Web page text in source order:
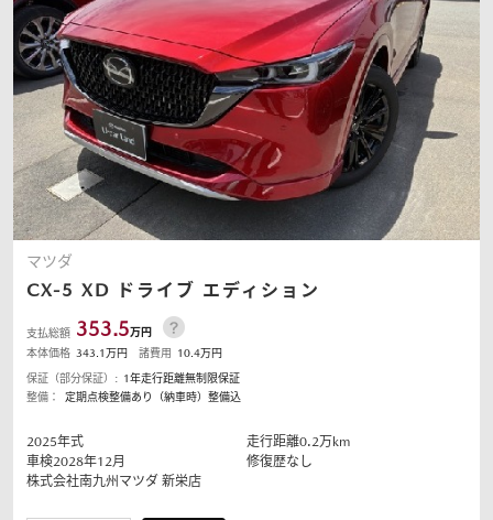
マツダ
CX-5 XD ドライブ エディション
支払総額 353.5万円
本体価格 343.1万円 諸費用 10.4万円
保証（部分保証）: 1年走行距離無制限保証
整備：
定期点検整備あり（納車時）整備込
2025年式 走行距離0.2万km
車検2028年12月
修復歴なし
株式会社南九州マツダ 新栄店